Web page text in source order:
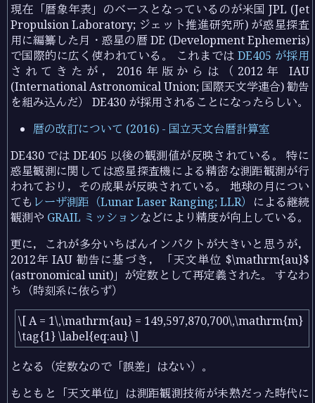
現在「暦象年表」のベースとなっているのが米国 JPL (Jet
Propulsion Laboratory; ジェット推進研究所) が惑星探査
用に編纂した月・惑星の暦 DE (Development Ephemeris)
で国際的に広く使われている。 これまではDE405 が採用
されてきたが，2016年版からは（2012年 IAU
(International Astronomical Union; 国際天文学連合) 勧告
を組み込んだ） DE430 が採用されることになったらしい。
暦の改訂について (2016) - 国立天文台暦計算室
DE430 では DE405 以後の観測値が反映されている。 特に
惑星観測に関しては惑星探査機による精密な測距観測が行
われており，その成果が反映されている。 地球の月につい
ても レーザ測距（Lunar Laser Ranging; LLR）
による継続
観測や GRAIL ミッションなどにより精度が向上している。
更に，これが多分いちばんインパクトが大きいと思うが，
2012年 IAU 勧告に基づき，「天文単位 $\mathrm{au}$
(astronomical unit)」が定数として再定義された。 すなわ
ち（時刻系に依らず）
\[ A = 1\,\mathrm{au} = 149,597,870,700\,\mathrm{m}
\tag{1} \label{eq:au} \]
となる（定数なので「誤差」はない）。
もともと「天文単位」は測距観測技術が未熟だった時代に